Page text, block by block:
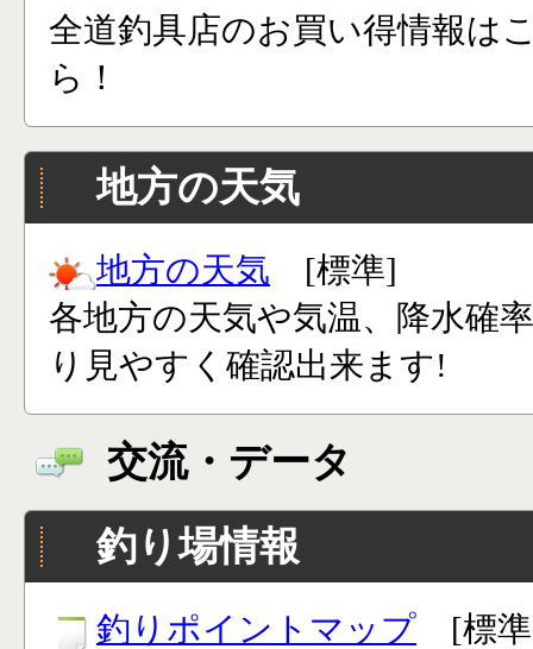
全道釣具店のお買い得情報は
ら！
地方の天気
地方の天気 [標準]
各地方の天気や気温、降水確
り見やすく確認出来ます!
交流・データ
釣り場情報
釣りポイントマップ [標